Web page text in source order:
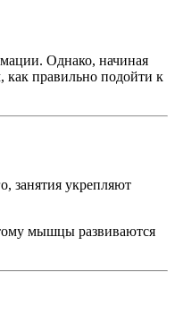
Однако, начиная
как правильно подойти к
занятия укрепляют
мышцы развиваются